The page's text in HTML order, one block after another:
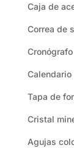
Caja de
Correa de
Cronógrafo
Calendario
Tapa de
Cristal
Agujas